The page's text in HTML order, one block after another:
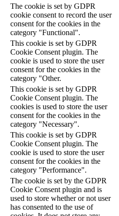
The cookie is set by GDPR
cookie consent to record the user
consent for the cookies in the
category "Functional".
This cookie is set by GDPR
Cookie Consent plugin. The
cookie is used to store the user
consent for the cookies in the
category "Other.
This cookie is set by GDPR
Cookie Consent plugin. The
cookies is used to store the user
consent for the cookies in the
category "Necessary".
This cookie is set by GDPR
Cookie Consent plugin. The
cookie is used to store the user
consent for the cookies in the
category "Performance".
The cookie is set by the GDPR
Cookie Consent plugin and is
used to store whether or not user
has consented to the use of